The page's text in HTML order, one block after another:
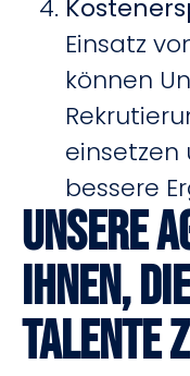
Einsatz
können
einsetzen
bessere
Unsere
Ihnen,
Talente